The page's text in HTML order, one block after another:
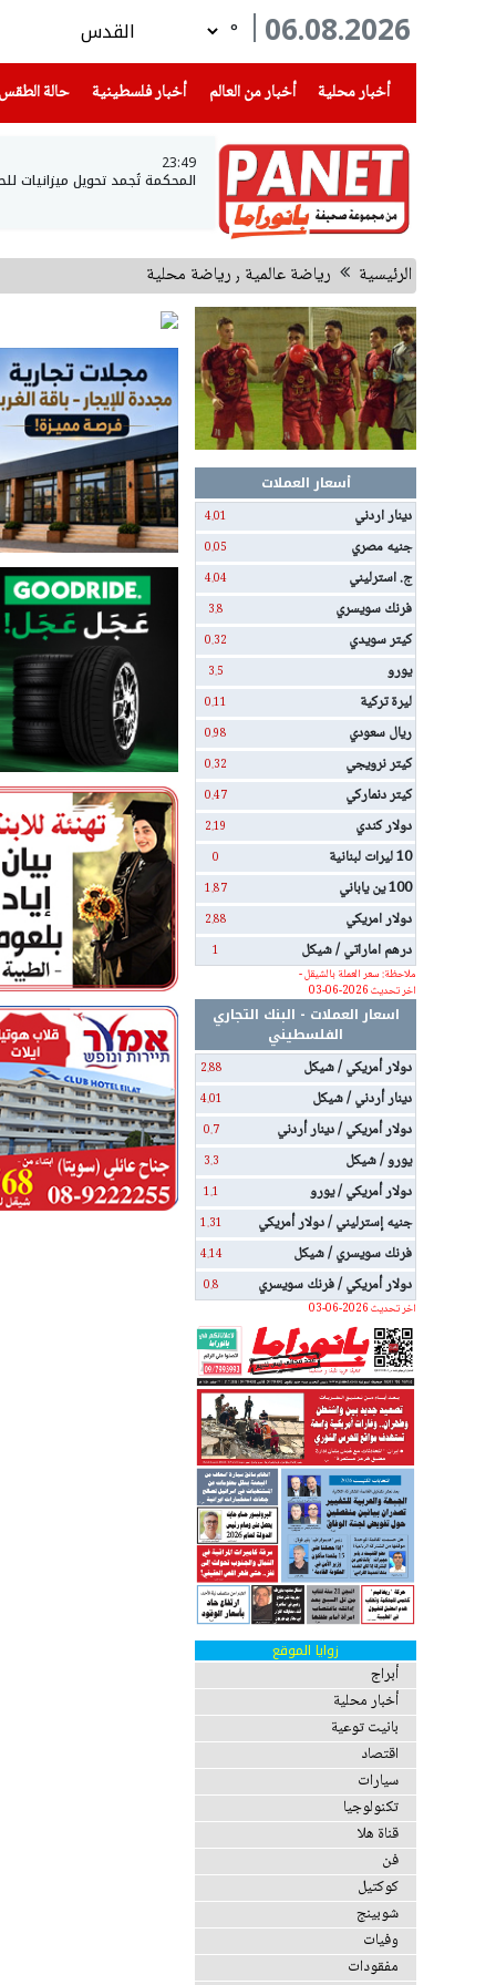
06.08.2026
°
أخبار محلية
(current) أخبار من العالم أخبار فلسطينية(current) حالة الطقس
23:49
المحكمة تُجمد تحويل ميزانيات
الرئيسية رياضة عالمية ٫ رياضة محلية
أسعار العملات
دينار اردني
4.01
جنيه مصري 0.05
ج. استرليني 4.04
فرنك سويسري 3.8
كيتر سويدي 0.32
يورو 3.5
ليرة تركية 0.11
ريال سعودي 0.98
كيتر نرويجي 0.32
كيتر دنماركي 0.47
دولار كندي 2.19
10 ليرات لبنانية 0
100 ين ياباني 1.87
دولار امريكي 2.88
درهم اماراتي / شيكل
1
ملاحظة: سعر العملة بالشيقل -
اخر تحديث 2026-06-03
اسعار العملات - البنك التجاري
الفلسطيني
دولار أمريكي / شيكل
2.88
دينار أردني / شيكل 4.01
دولار أمريكي / دينار أردني 0.7
يورو / شيكل 3.3
دولار أمريكي / يورو 1.1
جنيه إسترليني / دولار أمريكي 1.31
فرنك سويسري / شيكل 4.14
دولار أمريكي / فرنك سويسري
0.8
اخر تحديث 2026-06-03
زوايا الموقع
أبراج
أخبار محلية
بانيت توعية
اقتصاد
سيارات
تكنولوجيا
قناة هلا
فن
كوكتيل
شوبينج
وفيات
مفقودات